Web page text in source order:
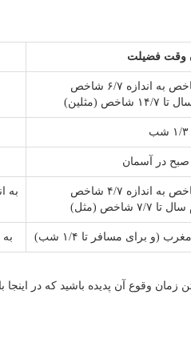
وقت فضیلت
اندازه ۶/۷ شاخص
(مثلین)
۱/۳ شب
صبح در آسمان
اندازه ۴/۷ شاخص
شاخص (مثل)
به
برای مسافر تا ۱/۴ شب)
زمان وقوع آن پدیده باشید که در